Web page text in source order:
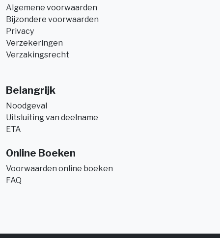
Algemene voorwaarden
Bijzondere voorwaarden
Privacy
Verzekeringen
Verzakingsrecht
Belangrijk
Noodgeval
Uitsluiting van deelname
ETA
Online Boeken
Voorwaarden online boeken
FAQ